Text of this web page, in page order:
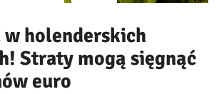
holenderskich
Straty mogą sięgnąć
euro